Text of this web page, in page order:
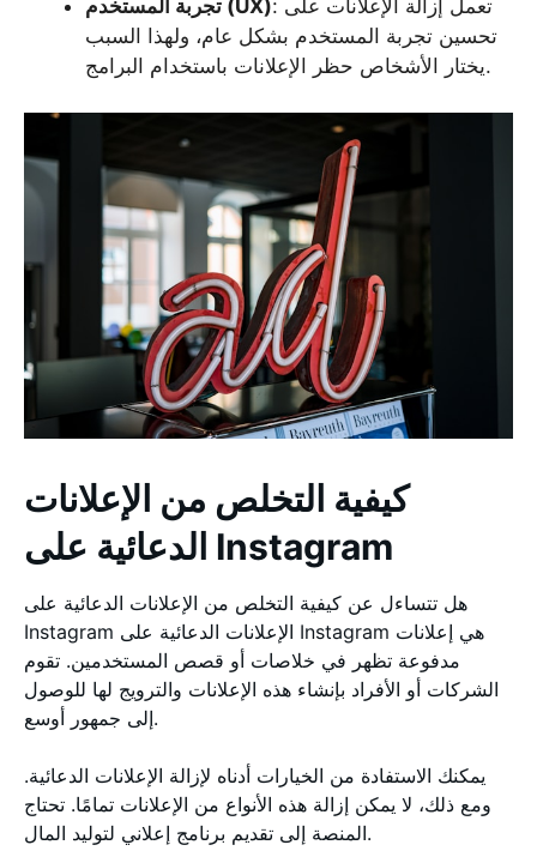
تجربة المستخدم (UX): تعمل إزالة الإعلانات على
تحسين تجربة المستخدم بشكل عام، ولهذا السبب
يختار الأشخاص حظر الإعلانات باستخدام البرامج.
كيفية التخلص من الإعلانات
الدعائية على Instagram
هل تتساءل عن كيفية التخلص من الإعلانات الدعائية على
Instagram الإعلانات الدعائية على Instagram هي إعلانات
مدفوعة تظهر في خلاصات أو قصص المستخدمين. تقوم
الشركات أو الأفراد بإنشاء هذه الإعلانات والترويج لها للوصول
إلى جمهور أوسع.
يمكنك الاستفادة من الخيارات أدناه لإزالة الإعلانات الدعائية.
ومع ذلك، لا يمكن إزالة هذه الأنواع من الإعلانات تمامًا. تحتاج
المنصة إلى تقديم برنامج إعلاني لتوليد المال.